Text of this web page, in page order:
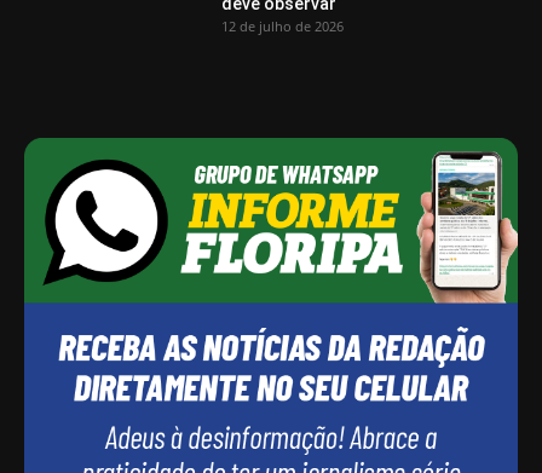
12 de julho de 2026